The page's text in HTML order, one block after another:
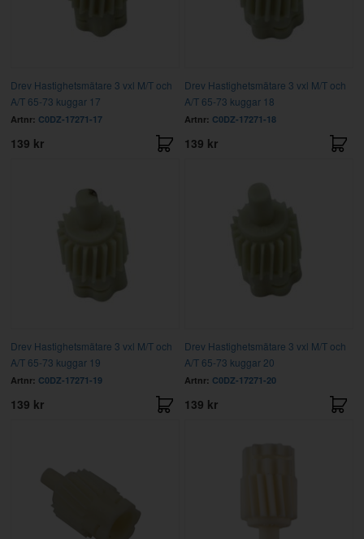
Drev Hastighetsmätare 3 vxl M/T och
A/T 65-73 kuggar 17
Artnr: C0DZ-17271-17
139 kr
Drev Hastighetsmätare 3 vxl M/T och
A/T 65-73 kuggar 18
Artnr: C0DZ-17271-18
139 kr
Drev Hastighetsmätare 3 vxl M/T och
A/T 65-73 kuggar 19
Artnr: C0DZ-17271-19
139 kr
Drev Hastighetsmätare 3 vxl M/T och
A/T 65-73 kuggar 20
Artnr: C0DZ-17271-20
139 kr